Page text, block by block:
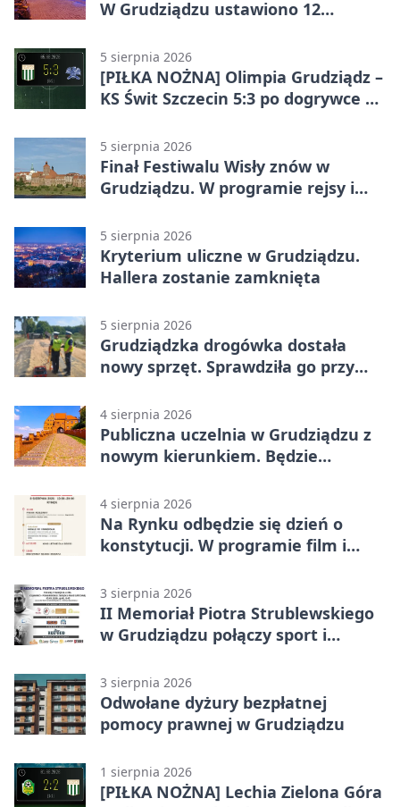
W Grudziądzu ustawiono 12
5 sierpnia 2026
[PIŁKA NOŻNA] Olimpia Grudziądz –
KS Świt Szczecin 5:3 po dogrywce w
odwrócili losy meczu
5 sierpnia 2026
Finał Festiwalu Wisły znów w
Grudziądzu. W programie rejsy i
5 sierpnia 2026
Kryterium uliczne w Grudziądzu.
Hallera zostanie zamknięta
5 sierpnia 2026
Grudziądzka drogówka dostała
nowy sprzęt. Sprawdziła go przy
4 sierpnia 2026
Publiczna uczelnia w Grudziądzu z
nowym kierunkiem. Będzie
4 sierpnia 2026
Na Rynku odbędzie się dzień o
konstytucji. W programie film i
3 sierpnia 2026
II Memoriał Piotra Strublewskiego
w Grudziądzu połączy sport i
3 sierpnia 2026
Odwołane dyżury bezpłatnej
pomocy prawnej w Grudziądzu
1 sierpnia 2026
[PIŁKA NOŻNA] Lechia Zielona Góra